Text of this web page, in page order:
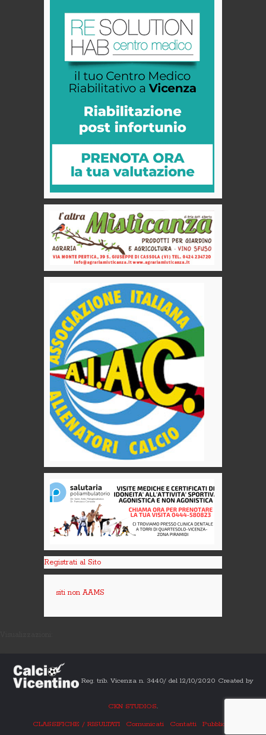
Registrati al Sito
siti non AAMS
Reg. trib. Vicenza n. 3440/ del 12/10/2020 Created by
CKN STUDIOS.
CLASSIFICHE / RISULTATI
Comunicati Contatti Pubblicità